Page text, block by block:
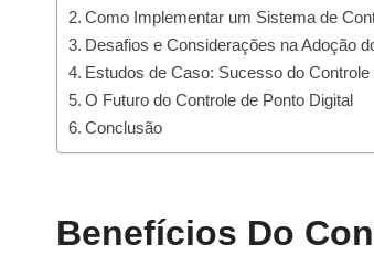
Como Implementar um Sistema de
Desafios e Considerações na Adoção
Estudos de Caso: Sucesso do
O Futuro do Controle de Ponto Digital
Conclusão
Benefícios Do